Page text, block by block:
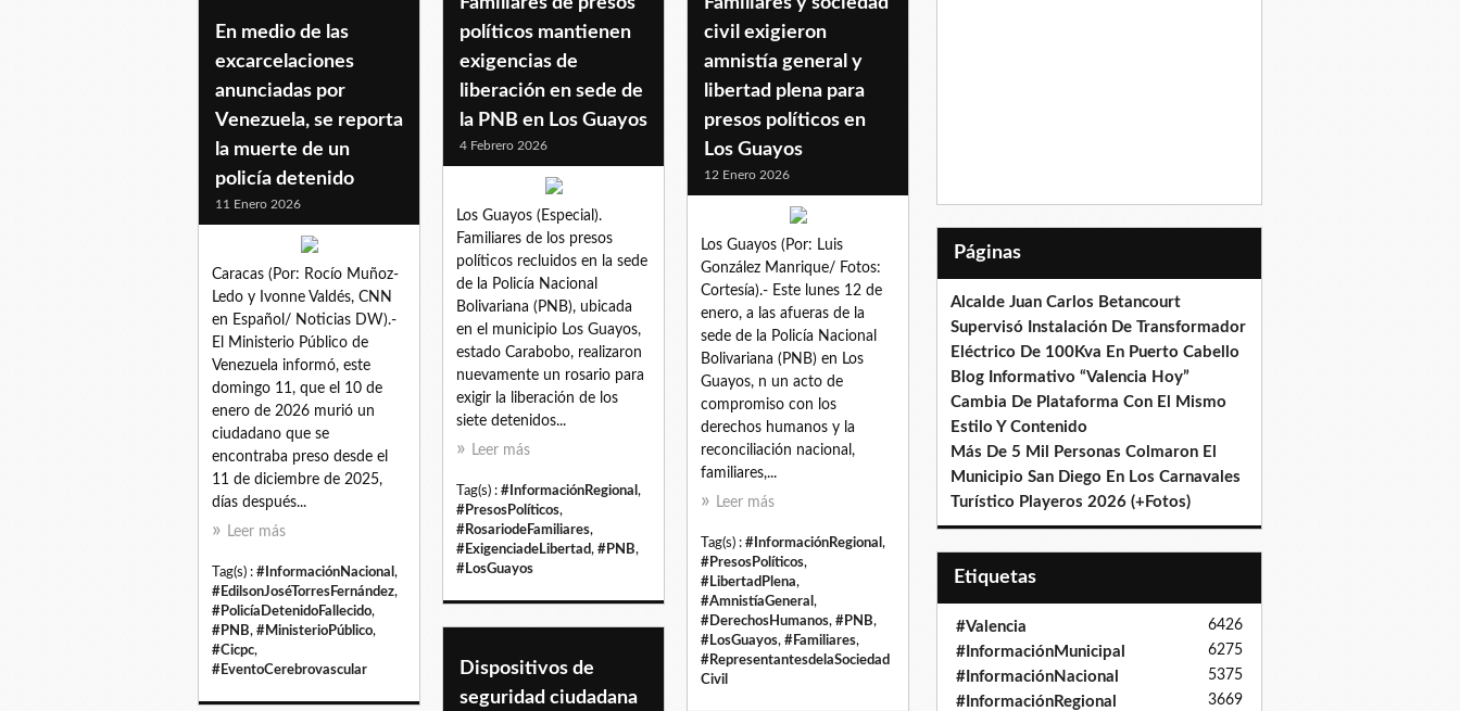
políticos mantienen
exigencias de
liberación en sede de
la PNB en Los Guayos
4 Febrero 2026
Los Guayos (Especial).
Familiares de los presos
políticos recluidos en la sede
de la Policía Nacional
Bolivariana (PNB), ubicada
en el municipio Los Guayos,
estado Carabobo, realizaron
nuevamente un rosario para
exigir la liberación de los
siete detenidos...
Leer más
Tag(s) : #InformaciónRegional ,
#PresosPolíticos,
#RosariodeFamiliares,
#ExigenciadeLibertad, #PNB,
#LosGuayos
civil exigieron
amnistía general y
libertad plena para
presos políticos en
Los Guayos
12 Enero 2026
Los Guayos (Por: Luis
González Manrique/ Fotos:
Cortesía).- Este lunes 12 de
enero, a las afueras de la
sede de la Policía Nacional
Bolivariana (PNB) en Los
Guayos, n un acto de
compromiso con los
derechos humanos y la
reconciliación nacional,
familiares,...
Leer más
Tag(s) : #InformaciónRegional ,
#PresosPolíticos,
#LibertadPlena,
#AmnistíaGeneral ,
#DerechosHumanos, #PNB,
#LosGuayos, #Familiares,
#RepresentantesdelaSociedad
Civil
En medio de las
excarcelaciones
anunciadas por
Venezuela, se reporta
la muerte de un
policía detenido
11 Enero 2026
Caracas (Por: Rocío Muñoz-
Ledo y Ivonne Valdés, CNN
en Español/ Noticias DW).-
El Ministerio Público de
Venezuela informó, este
domingo 11, que el 10 de
enero de 2026 murió un
ciudadano que se
encontraba preso desde el
11 de diciembre de 2025,
días después...
Leer más
Tag(s) : #InformaciónNacional ,
#EdilsonJoséTorresFernández,
#PolicíaDetenidoFallecido,
#PNB, #MinisterioPúblico,
#Cicpc,
#EventoCerebrovascular
Dispositivos de
seguridad ciudadana
Páginas
Alcalde Juan Carlos Betancourt
Supervisó Instalación De Transformador
Eléctrico De 100Kva En Puerto Cabello
Blog Informativo “Valencia Hoy”
Cambia De Plataforma Con El Mismo
Estilo Y Contenido
Más De 5 Mil Personas Colmaron El
Municipio San Diego En Los Carnavales
Turístico Playeros 2026 (+Fotos)
Etiquetas
#Valencia 6426
#InformaciónMunicipal 6275
#InformaciónNacional 5375
#InformaciónRegional 3669